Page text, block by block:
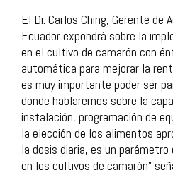
El Dr. Carlos Ching, Gerente de
Ecuador expondrá sobre la
en el cultivo de camarón con
automática para mejorar la
es muy importante poder ser
donde hablaremos sobre la
instalación, programación de
la elección de los alimentos
la dosis diaria, es un
en los cultivos de camarón”